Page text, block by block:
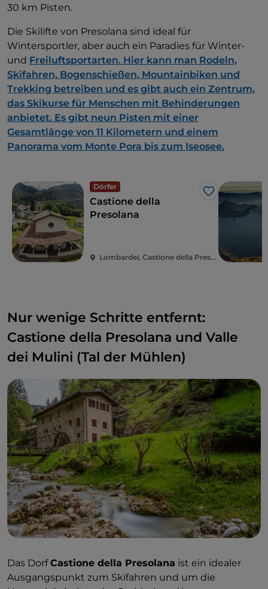
30 km Pisten.
Die Skilifte von Presolana sind ideal für
Wintersportler, aber auch ein Paradies für Winter-
und Freiluftsportarten. Hier kann man Rodeln,
Skifahren, Bogenschießen, Mountainbiken und
Trekking betreiben und es gibt auch ein Zentrum,
das Skikurse für Menschen mit Behinderungen
anbietet. Es gibt neun Pisten mit einer
Gesamtlänge von 11 Kilometern und einem
Panorama vom Monte Pora bis zum Iseosee.
Dörfer
Like
Castione della
Presolana
Lombardei, Castione della Presolana
Nur wenige Schritte entfernt:
Castione della Presolana und Valle
dei Mulini (Tal der Mühlen)
Das DorfCastione della Presolana ist ein idealer
Ausgangspunkt zum Skifahren und um die